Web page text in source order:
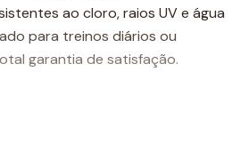
ao cloro, raios UV e água
para treinos diários ou
garantia de satisfação.